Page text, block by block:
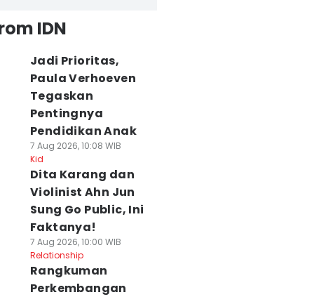
IDN
Jadi Prioritas,
Paula Verhoeven
Tegaskan
Pentingnya
Pendidikan Anak
7 Aug 2026, 10:08 WIB
Kid
Dita Karang dan
Violinist Ahn Jun
Sung Go Public, Ini
Faktanya!
7 Aug 2026, 10:00 WIB
Relationship
Rangkuman
Perkembangan